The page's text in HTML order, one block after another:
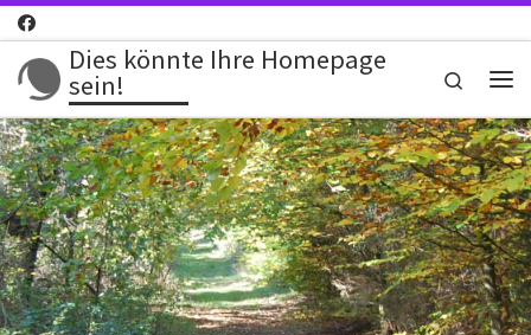
Zum Inhalt springen
Dies könnte Ihre Homepage
sein!
Search